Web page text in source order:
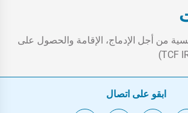
من أجل الإدماج، الإقامة والحصول على
ابقو على اتصال